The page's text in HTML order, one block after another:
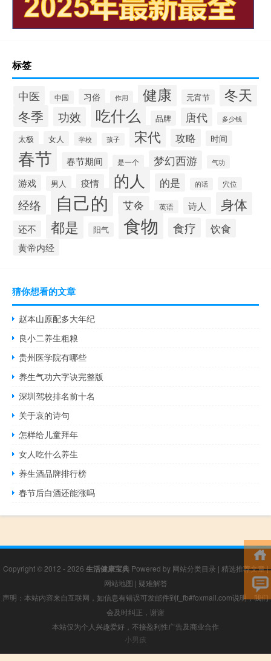
标签
中医 中国 习俗 作用 健康 元宵节 冬天
冬季 功效 吃什么 品牌 唐代 多少钱
太极 女人 学校 孩子 宋代 攻略 时间
春节 春节期间 是一个 梦幻西游 气功
游戏 男人 疫情 的人 的是 的话 穴位
经络 自己的 艾灸 英语 诗人 身体
还不 都是 阳气 食物 食疗 饮食
黄帝内经
猜你想看的文章
赵本山原配多大年纪
良小二养生粗粮
贵州医学院有哪些
养生气功六字诀完整版
深圳驾校排名前十名
关于哀的诗句
怎样给儿童拜年
女人吃什么养生
养生酒品牌排行榜
春节后白酒还能涨吗
Copyright © 2012 - 2026 生活健康宝典Powered by 网站分类目录 | 精选推荐文章|
网站地图 | 疑难解答
声明：本站内容来自互联网，如信息有错误可发邮件到f_fb#foxmail.com说明，我们
会及时纠正，谢谢
本站仅为个人兴趣爱好，不接盈利性广告及商业合作
小男孩